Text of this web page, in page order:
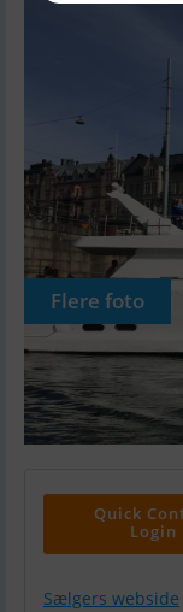
Flere foto
Quick
Login
Sælgers webside